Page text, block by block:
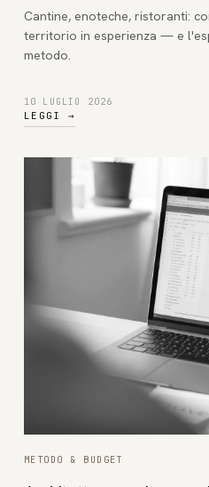
Cantine, enoteche, ristoranti:
territorio in esperienza — e
metodo.
10 LUGLIO 2026
LEGGI →
METODO & BUDGET